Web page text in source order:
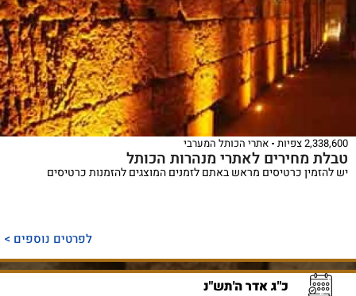
2,338,600 צפיות אתרי הכותל המערבי
טבלת מחירים לאתרי מנהרות הכותל
יש להזמין כרטיסים מראש באתם לזמנים המוצגים להזמנות כרטיסים
לפרטים נוספים >
כ"ג אדר ה'תש"נ